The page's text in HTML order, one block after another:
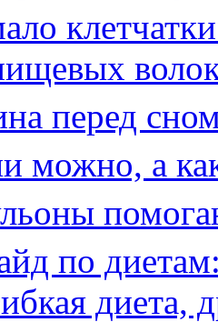
перед
можно, а
по
диета,